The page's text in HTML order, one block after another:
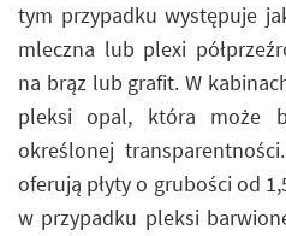
tym przypadku występuje
mleczna lub plexi
na brąz lub grafit. W
pleksi opal, która może
określonej
oferują płyty o grubości od
w przypadku pleksi